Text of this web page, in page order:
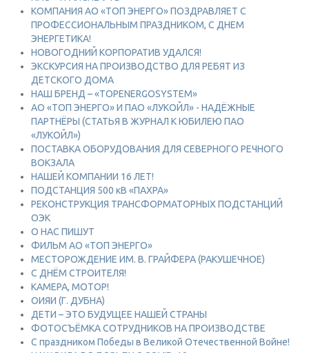
КОМПАНИЯ АО «ТОП ЭНЕРГО» ПОЗДРАВЛЯЕТ С
ПРОФЕССИОНАЛЬНЫМ ПРАЗДНИКОМ, С ДНЕМ
ЭНЕРГЕТИКА!
НОВОГОДНИЙ КОРПОРАТИВ УДАЛСЯ!
ЭКСКУРСИЯ НА ПРОИЗВОДСТВО ДЛЯ РЕБЯТ ИЗ
ДЕТСКОГО ДОМА
НАШ БРЕНД – «TOPENERGOSYSTEM»
АО «ТОП ЭНЕРГО» И ПАО «ЛУКОЙЛ» - НАДЁЖНЫЕ
ПАРТНЁРЫ (СТАТЬЯ В ЖУРНАЛ К ЮБИЛЕЮ ПАО
«ЛУКОЙЛ»)
ПОСТАВКА ОБОРУДОВАНИЯ ДЛЯ СЕВЕРНОГО РЕЧНОГО
ВОКЗАЛА
НАШЕЙ КОМПАНИИ 16 ЛЕТ!
ПОДСТАНЦИЯ 500 кВ «ПАХРА»
РЕКОНСТРУКЦИЯ ТРАНСФОРМАТОРНЫХ ПОДСТАНЦИЙ
ОЭК
О НАС ПИШУТ
ФИЛЬМ АО «ТОП ЭНЕРГО»
МЕСТОРОЖДЕНИЕ ИМ. В. ГРАЙФЕРА (РАКУШЕЧНОЕ)
С ДНЁМ СТРОИТЕЛЯ!
КАМЕРА, МОТОР!
ОИЯИ (Г. ДУБНА)
ДЕТИ – ЭТО БУДУЩЕЕ НАШЕЙ СТРАНЫ
ФОТОСЪЁМКА СОТРУДНИКОВ НА ПРОИЗВОДСТВЕ
С праздником Победы в Великой Отечественной Войне!